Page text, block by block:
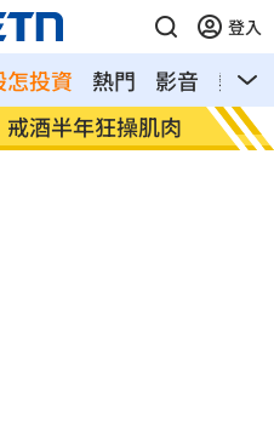
登入
怎投資 熱門 影音
熱搜
酒半年狂操肌肉
慈濟
警」